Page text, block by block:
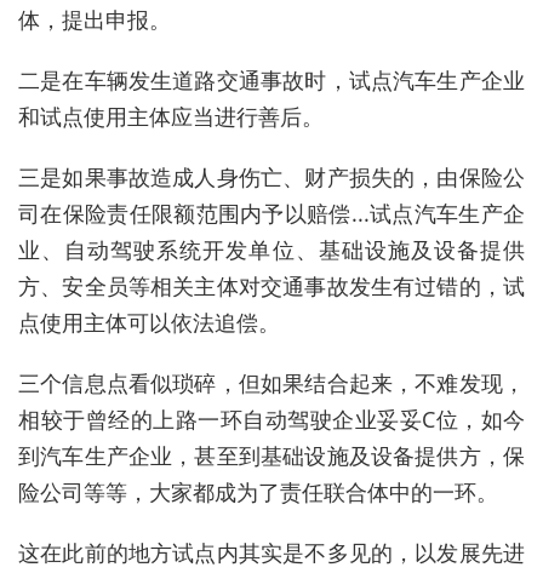
体，提出申报。
二是在车辆发生道路交通事故时，试点汽车生产企业
和试点使用主体应当进行善后。
三是如果事故造成人身伤亡、财产损失的，由保险公
司在保险责任限额范围内予以赔偿...试点汽车生产企
业、自动驾驶系统开发单位、基础设施及设备提供
方、安全员等相关主体对交通事故发生有过错的，试
点使用主体可以依法追偿。
三个信息点看似琐碎，但如果结合起来，不难发现，
相较于曾经的上路一环自动驾驶企业妥妥C位，如今
到汽车生产企业，甚至到基础设施及设备提供方，保
险公司等等，大家都成为了责任联合体中的一环。
这在此前的地方试点内其实是不多见的，以发展先进